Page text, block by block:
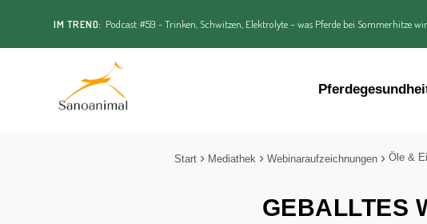
IM TREND: Podcast #59 - Trinken, Schwitzen, Elektrolyte – was Pferde bei Sommerhitze
Start Mediathek Webinaraufzeichnungen Öle &
GEBALLTES